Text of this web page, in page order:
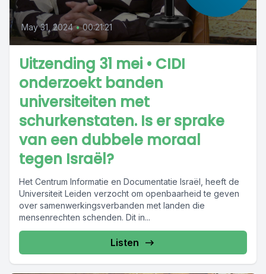
May 31, 2024 • 00:21:21
Uitzending 31 mei • CIDI
onderzoekt banden
universiteiten met
schurkenstaten. Is er sprake
van een dubbele moraal
tegen Israël?
Het Centrum Informatie en Documentatie Israël, heeft de
Universiteit Leiden verzocht om openbaarheid te geven
over samenwerkingsverbanden met landen die
mensenrechten schenden. Dit in...
Listen